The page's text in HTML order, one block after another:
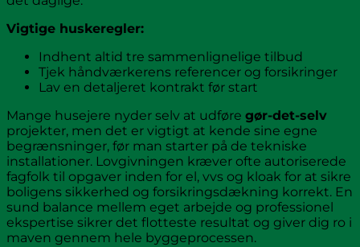
Vigtige huskeregler:
Indhent altid tre sammenlignelige tilbud
Tjek håndværkerens referencer og forsikringer
Lav en detaljeret kontrakt før start
Mange husejere nyder selv at udføre gør-det-selv
projekter, men det er vigtigt at kende sine egne
begrænsninger, før man starter på de tekniske
installationer. Lovgivningen kræver ofte autoriserede
fagfolk til opgaver inden for el, vvs og kloak for at sikre
boligens sikkerhed og forsikringsdækning korrekt. En
sund balance mellem eget arbejde og professionel
ekspertise sikrer det flotteste resultat og giver dig ro i
maven gennem hele byggeprocessen.